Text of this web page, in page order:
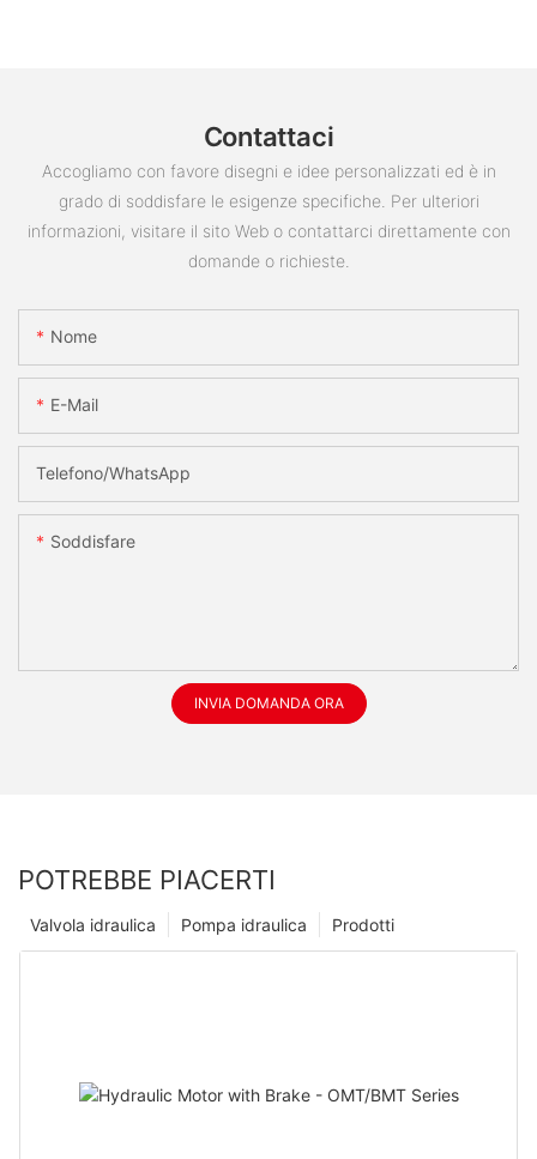
Contattaci
Accogliamo con favore disegni e idee personalizzati ed è in
grado di soddisfare le esigenze specifiche. Per ulteriori
informazioni, visitare il sito Web o contattarci direttamente con
domande o richieste.
Nome
E-Mail
Telefono/WhatsApp
Soddisfare
INVIA DOMANDA ORA
POTREBBE PIACERTI
Prodotti
Pompa idraulica
Valvola idraulica